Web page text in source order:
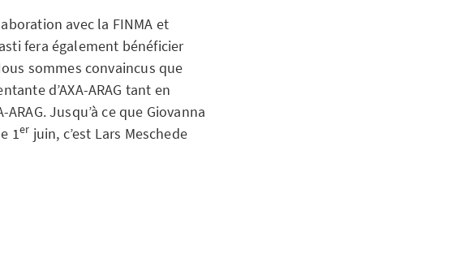
avec la FINMA et
fera également bénéficier
sommes convaincus que
d’AXA-ARAG tant en
Jusqu’à ce que Giovanna
1er juin, c’est Lars Meschede